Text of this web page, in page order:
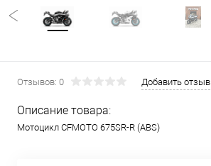
Отзывов: 0 Добавить отзыв
Описание товара:
Мотоцикл CFMOTO 675SR-R (ABS)